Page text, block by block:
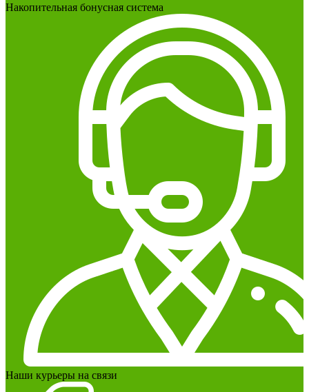
Накопительная бонусная система
Наши курьеры на связи